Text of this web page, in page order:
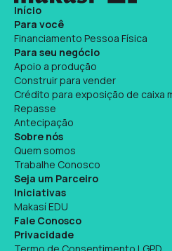
Início
Para você
Financiamento Pessoa Física
Para seu negócio
Apoio a produção
Construir para vender
Crédito para exposição de caixa
Repasse
Antecipação
Sobre nós
Quem somos
Trabalhe Conosco
Seja um Parceiro
Iniciativas
Makasí EDU
Fale Conosco
Privacidade